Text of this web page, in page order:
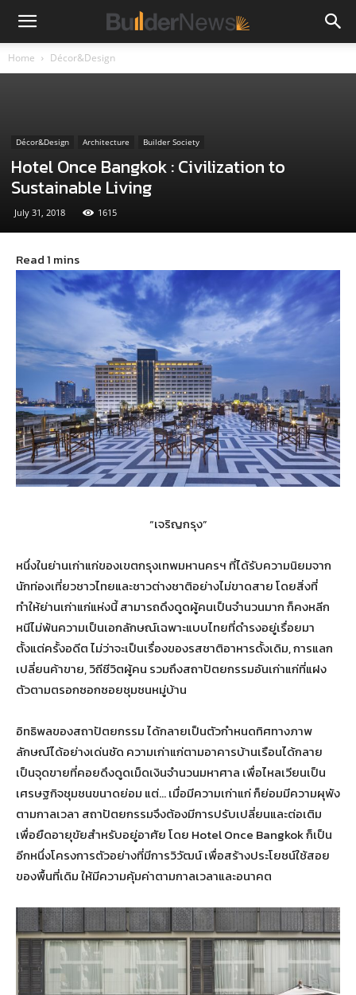
Home Décor&Design
Décor&Design Architecture Builder Society
Hotel Once Bangkok : Civilization to
Sustainable Living
July 31, 2018 1615
“เจริญกรุง”
หนึ่งในย่านเก่าแก่ของเขตกรุงเทพมหานครฯ ที่ได้รับความนิยมจาก
นักท่องเที่ยวชาวไทยและชาวต่างชาติอย่างไม่ขาดสาย โดยสิ่งที่
ทำให้ย่านเก่าแก่แห่งนี้ สามารถดึงดูดผู้คนเป็นจำนวนมาก ก็คงหลีก
หนีไม่พ้นความเป็นเอกลักษณ์เฉพาะแบบไทยที่ดำรงอยู่เรื่อยมา
ตั้งแต่ครั้งอดีต ไม่ว่าจะเป็นเรื่องของรสชาติอาหารดั้งเดิม, การแลก
เปลี่ยนค้าขาย, วิถีชีวิตผู้คน รวมถึงสถาปัตยกรรมอันเก่าแก่ที่แฝง
ตัวตามตรอกซอกซอยชุมชนหมู่บ้าน
อิทธิพลของสถาปัตยกรรม ได้กลายเป็นตัวกำหนดทิศทางภาพ
ลักษณ์ได้อย่างเด่นชัด ความเก่าแก่ตามอาคารบ้านเรือนได้กลาย
เป็นจุดขายที่คอยดึงดูดเม็ดเงินจำนวนมหาศาล เพื่อไหลเวียนเป็น
เศรษฐกิจชุมชนขนาดย่อม แต่… เมื่อมีความเก่าแก่ ก็ย่อมมีความผุพัง
ตามกาลเวลา สถาปัตยกรรมจึงต้องมีการปรับเปลี่ยนและต่อเติม
เพื่อยืดอายุขัยสำหรับอยู่อาศัย โดย Hotel Once Bangkok ก็เป็น
อีกหนึ่งโครงการตัวอย่างที่มีการวิวัฒน์ เพื่อสร้างประโยชน์ใช้สอย
ของพื้นที่เดิม ให้มีความคุ้มค่าตามกาลเวลาและอนาคต